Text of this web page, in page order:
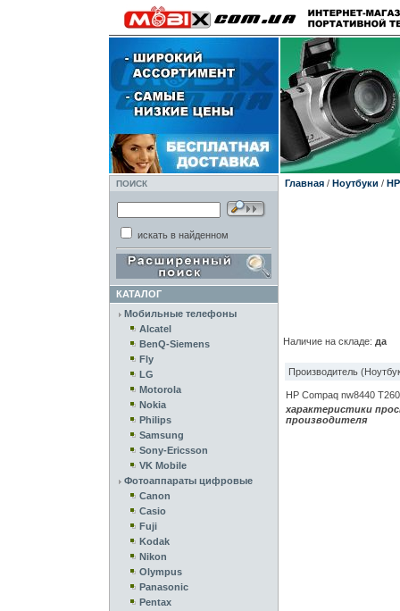
ПОИСК
искать в найденном
КАТАЛОГ
Мобильные телефоны
Alcatel
BenQ-Siemens
Fly
LG
Motorola
Nokia
Philips
Samsung
Sony-Ericsson
VK Mobile
Фотоаппараты цифровые
Canon
Casio
Fuji
Kodak
Nikon
Olympus
Panasonic
Pentax
Главная/ Ноутбуки /
Наличие на складе: да
Производитель
HP Compaq nw8440
характеристики
производителя